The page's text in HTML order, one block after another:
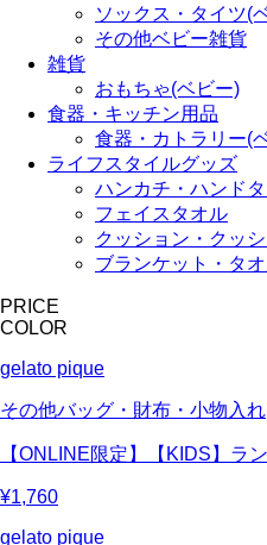
ソックス・タイツ(
その他ベビー雑貨
雑貨
おもちゃ(ベビー)
食器・キッチン用品
食器・カトラリー(
ライフスタイルグッズ
ハンカチ・ハンド
フェイスタオル
クッション・クッ
ブランケット・タ
PRICE
COLOR
gelato pique
その他バッグ・財布・小物入れ
【ONLINE限定】【KIDS】ラ
¥1,760
gelato pique